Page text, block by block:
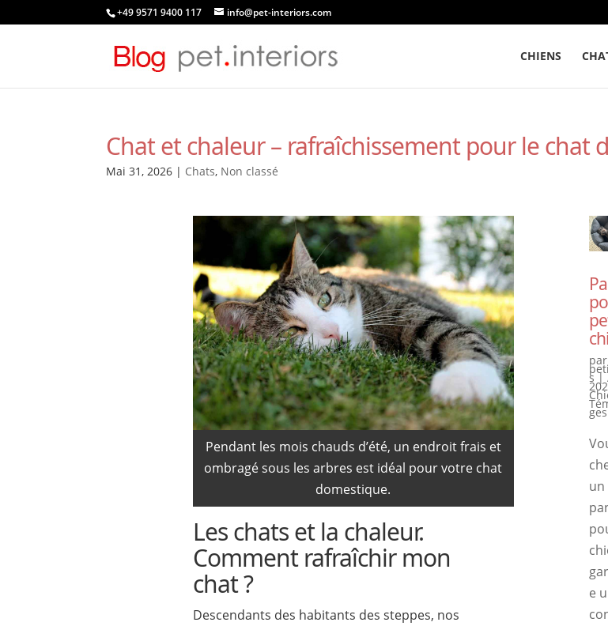
+49 9571 9400 117 info@pet-interiors.com
CHIENS
Chat et chaleur – rafraîchissement pour le chat
Mai 31, 2026 | Chats, Non classé
Pendant les mois chauds d’été, un endroit frais et
ombragé sous les arbres est idéal pour votre chat
domestique.
Les chats et la chaleur.
Comment rafraîchir mon
chat ?
Descendants des habitants des steppes, nos
par
s|
un
e